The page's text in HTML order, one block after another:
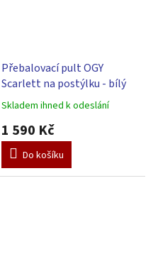
Přebalovací pult OGY
Scarlett na postýlku - bílý
Průměrné
produktu
5,0
z
Skladem ihned k odeslání
1 590 Kč
Do košíku